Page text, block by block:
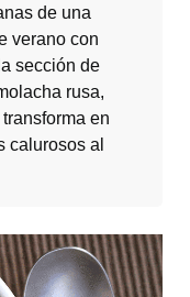
de una
verano con
sección de
rusa,
en
calurosos al